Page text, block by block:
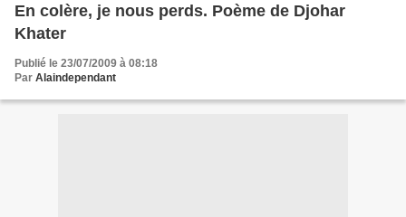
En colère, je nous perds. Poème de Djohar
Khater
Publié le 23/07/2009 à 08:18
Par Alaindependant